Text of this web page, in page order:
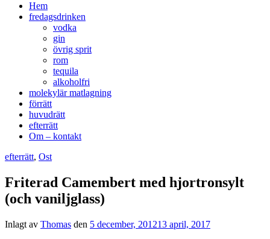
Hem
fredagsdrinken
vodka
gin
övrig sprit
rom
tequila
alkoholfri
molekylär matlagning
förrätt
huvudrätt
efterrätt
Om – kontakt
efterrätt, Ost
Friterad Camembert med hjortronsylt
(och vaniljglass)
Inlagt av Thomas den 5 december, 201213 april, 2017